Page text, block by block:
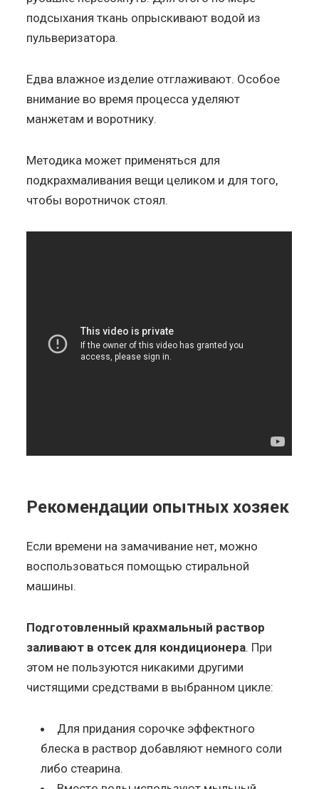
подсыхания ткань опрыскивают водой из
пульверизатора.
Едва влажное изделие отглаживают. Особое
внимание во время процесса уделяют
манжетам и воротнику.
Методика может применяться для
подкрахмаливания вещи целиком и для того,
чтобы воротничок стоял.
Рекомендации опытных хозяек
Если времени на замачивание нет, можно
воспользоваться помощью стиральной
машины.
Подготовленный крахмальный раствор
заливают в отсек для кондиционера. При
этом не пользуются никакими другими
чистящими средствами в выбранном цикле:
Для придания сорочке эффектного
блеска в раствор добавляют немного соли
либо стеарина.